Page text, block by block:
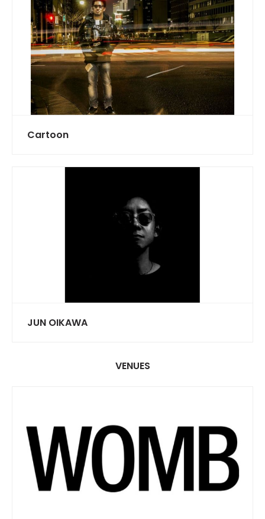
Cartoon
JUN OIKAWA
VENUES